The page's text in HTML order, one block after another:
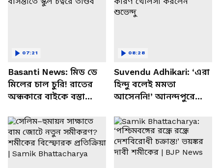
Basanti News: মিড ডে
মিলের চাল চুরি! রাতের
অন্ধকারে বাইকে বস্তা
চত্বরে তাণ্ডব
07:21
Suvendu Adhikari: ‘এরা
হিন্দু বলেই মমতা
আসেননি!’ আনন্দপুরে
খোলসা করলেন শুভেন্দু
08:28